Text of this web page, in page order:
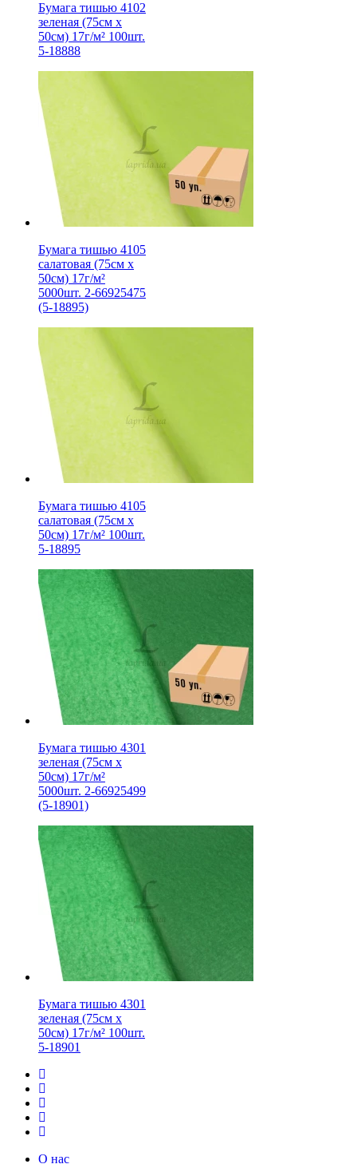
Бумага тишью 4102
зеленая (75см х
50см) 17г/м² 100шт.
5-18888
Бумага тишью 4105
салатовая (75см х
50см) 17г/м²
5000шт. 2-66925475
(5-18895)
Бумага тишью 4105
салатовая (75см х
50см) 17г/м² 100шт.
5-18895
Бумага тишью 4301
зеленая (75см х
50см) 17г/м²
5000шт. 2-66925499
(5-18901)
Бумага тишью 4301
зеленая (75см х
50см) 17г/м² 100шт.
5-18901
О нас